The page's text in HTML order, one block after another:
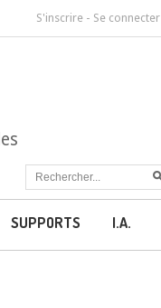
S'inscrire - Se connecter
SUPPORTS I.A.